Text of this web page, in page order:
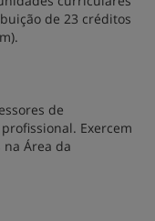
de 23 créditos
de
Exercem
Área da